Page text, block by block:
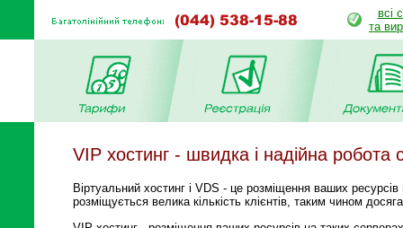
всі
та
VIP хостинг - швидка і надійна робота
Віртуальний хостинг і VDS - це розміщення ваших
розміщується велика кількість клієнтів, таким чином